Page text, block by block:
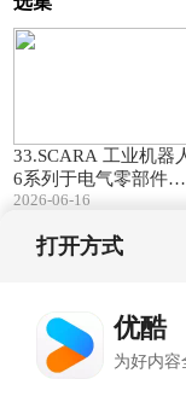
33.SCARA 工业机器
6系列于电气零部件之
应用|长距抓取无界·直
2026-06-16
打开方式
优酷
为好内容